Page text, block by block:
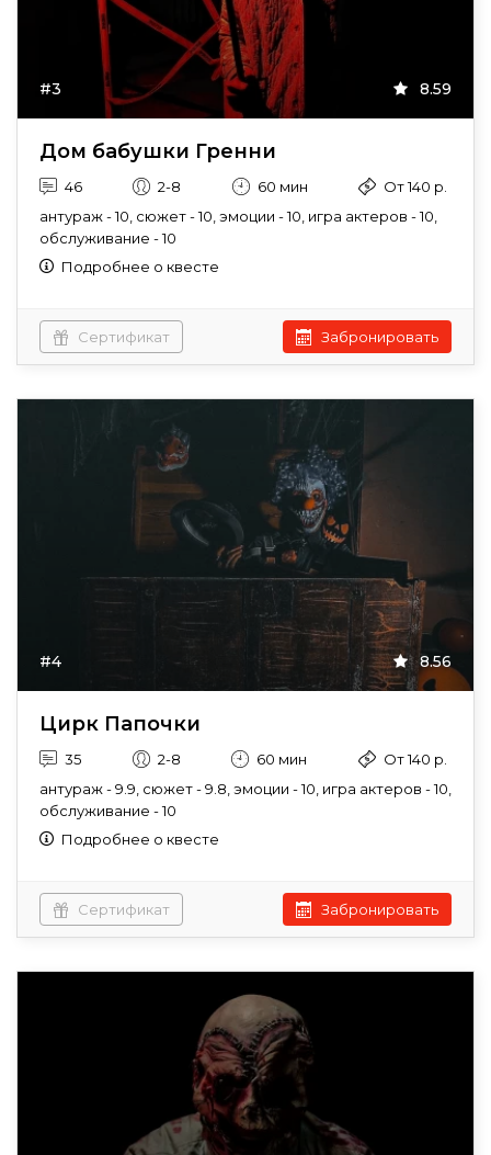
#3 8.59
Дом бабушки Гренни
46 2-8 60 мин
От 140 р.
антураж - 10, сюжет - 10, эмоции - 10, игра актеров - 10,
обслуживание - 10
Подробнее о квесте
Сертификат Забронировать
#4 8.56
Цирк Папочки
35 2-8 60 мин
От 140 р.
антураж - 9.9, сюжет - 9.8, эмоции - 10, игра актеров - 10,
обслуживание - 10
Подробнее о квесте
Сертификат Забронировать